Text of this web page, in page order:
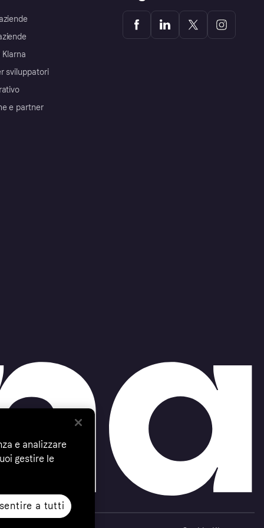
sviluppatori
e partner
e analizzare
gestire le
a tutti